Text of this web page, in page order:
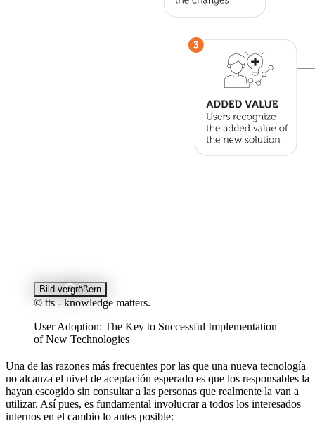
Bild vergrößern
© tts - knowledge matters.
User Adoption: The Key to Successful Implementation
of New Technologies
Una de las razones más frecuentes por las que una nueva tecnología
no alcanza el nivel de aceptación esperado es que los responsables la
hayan escogido sin consultar a las personas que realmente la van a
utilizar. Así pues, es fundamental involucrar a todos los interesados
internos en el cambio lo antes posible: